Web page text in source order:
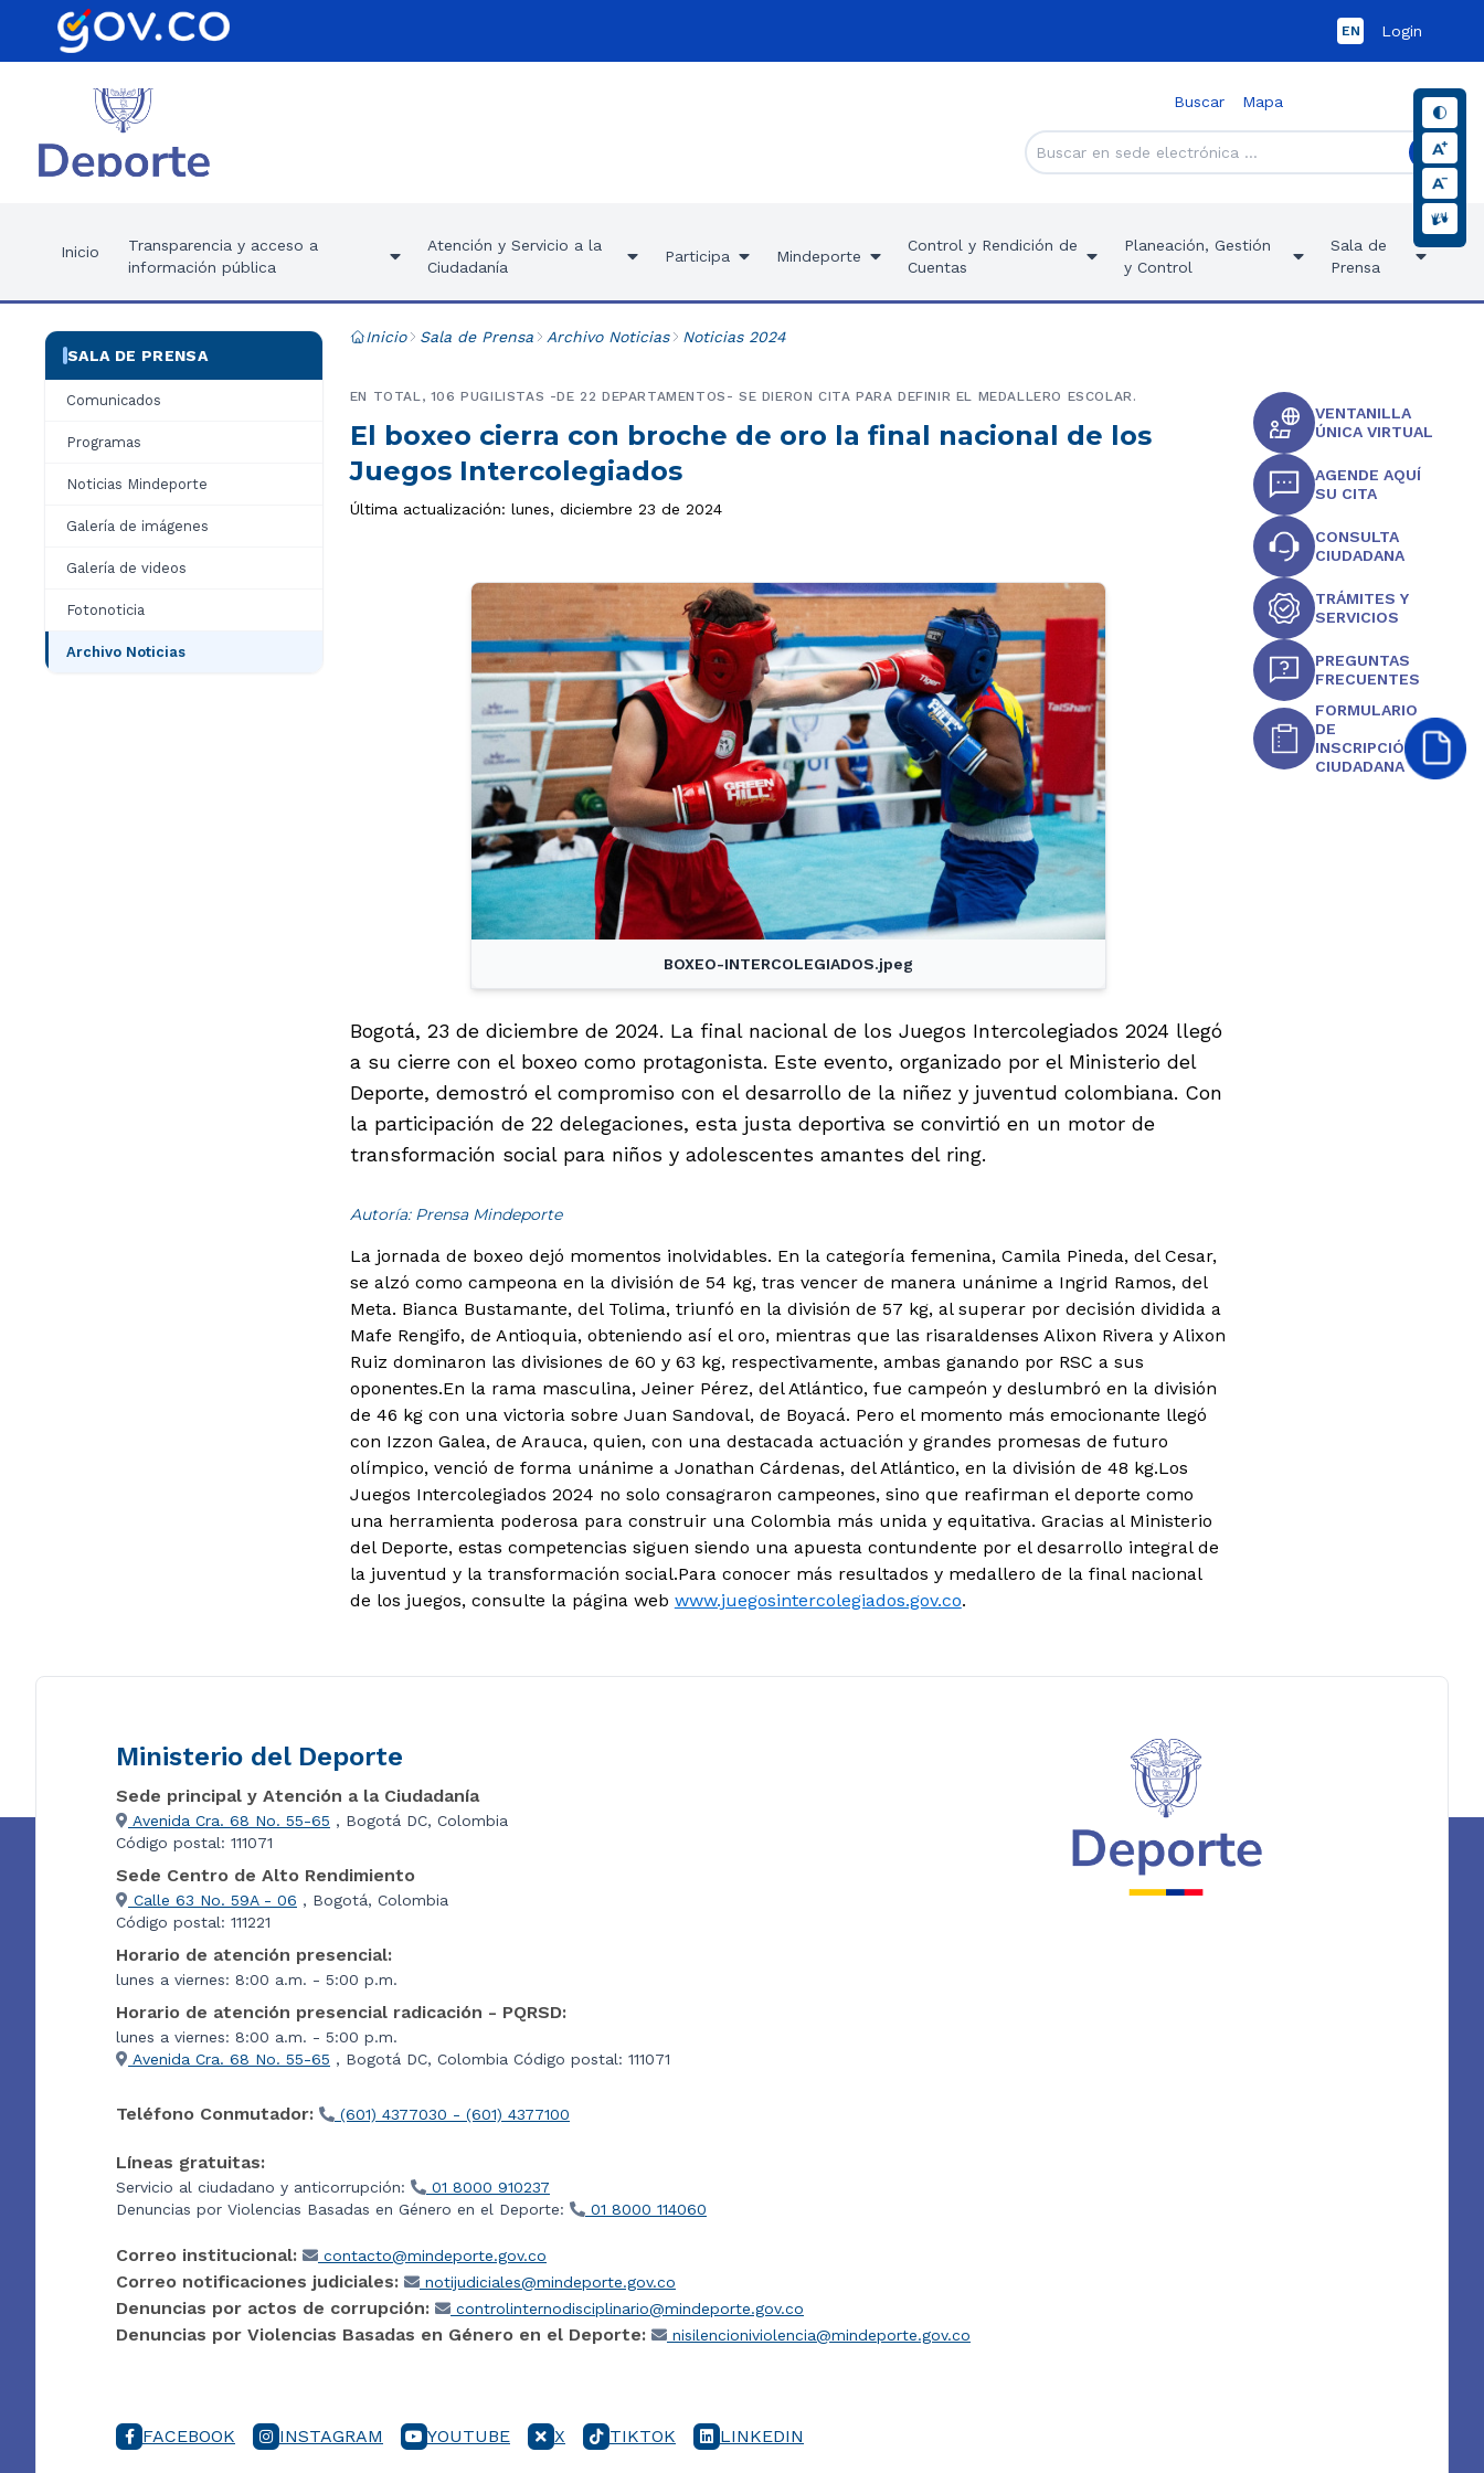
EN Login
Buscar Mapa
Inicio
Transparencia y acceso a
información pública
Atención y Servicio a la
Ciudadanía
Participa Mindeporte
Control y Rendición de
Cuentas
Planeación, Gestión
y Control
Sala de
Prensa
SALA DE PRENSA
Comunicados
Programas
Noticias Mindeporte
Galería de imágenes
Galería de videos
Fotonoticia
Archivo Noticias
Inicio Sala de Prensa Archivo Noticias Noticias 2024
El boxeo cierra con broche de oro la final nacional de los
Juegos Intercolegiados
EN TOTAL, 106 PUGILISTAS -DE 22 DEPARTAMENTOS- SE DIERON CITA PARA DEFINIR EL MEDALLERO ESCOLAR.
Última actualización: lunes, diciembre 23 de 2024
BOXEO-INTERCOLEGIADOS.jpeg
Bogotá, 23 de diciembre de 2024. La final nacional de los Juegos Intercolegiados 2024 llegó
a su cierre con el boxeo como protagonista. Este evento, organizado por el Ministerio del
Deporte, demostró el compromiso con el desarrollo de la niñez y juventud colombiana. Con
la participación de 22 delegaciones, esta justa deportiva se convirtió en un motor de
transformación social para niños y adolescentes amantes del ring.
Autoría: Prensa Mindeporte
La jornada de boxeo dejó momentos inolvidables. En la categoría femenina, Camila Pineda, del Cesar,
se alzó como campeona en la división de 54 kg, tras vencer de manera unánime a Ingrid Ramos, del
Meta. Bianca Bustamante, del Tolima, triunfó en la división de 57 kg, al superar por decisión dividida a
Mafe Rengifo, de Antioquia, obteniendo así el oro, mientras que las risaraldenses Alixon Rivera y Alixon
Ruiz dominaron las divisiones de 60 y 63 kg, respectivamente, ambas ganando por RSC a sus
oponentes.En la rama masculina, Jeiner Pérez, del Atlántico, fue campeón y deslumbró en la división
de 46 kg con una victoria sobre Juan Sandoval, de Boyacá. Pero el momento más emocionante llegó
con Izzon Galea, de Arauca, quien, con una destacada actuación y grandes promesas de futuro
olímpico, venció de forma unánime a Jonathan Cárdenas, del Atlántico, en la división de 48 kg.Los
Juegos Intercolegiados 2024 no solo consagraron campeones, sino que reafirman el deporte como
una herramienta poderosa para construir una Colombia más unida y equitativa. Gracias al Ministerio
del Deporte, estas competencias siguen siendo una apuesta contundente por el desarrollo integral de
la juventud y la transformación social.Para conocer más resultados y medallero de la final nacional
de los juegos, consulte la página web www.juegosintercolegiados.gov.co.
VENTANILLA
ÚNICA VIRTUAL
AGENDE AQUÍ
SU CITA
CONSULTA
CIUDADANA
TRÁMITES Y
SERVICIOS
PREGUNTAS
FRECUENTES
FORMULARIO
DE
INSCRIPCIÓN
CIUDADANA
Ministerio del Deporte
Sede principal y Atención a la Ciudadanía
Avenida Cra. 68 No. 55-65 , Bogotá DC, Colombia
Código postal: 111071
Sede Centro de Alto Rendimiento
Calle 63 No. 59A - 06 , Bogotá, Colombia
Código postal: 111221
Horario de atención presencial:
lunes a viernes: 8:00 a.m. - 5:00 p.m.
Horario de atención presencial radicación - PQRSD:
lunes a viernes: 8:00 a.m. - 5:00 p.m.
Avenida Cra. 68 No. 55-65 , Bogotá DC, Colombia Código postal: 111071
Teléfono Conmutador: (601) 4377030 - (601) 4377100
Líneas gratuitas:
Servicio al ciudadano y anticorrupción:
01 8000 910237
Denuncias por Violencias Basadas en Género en el Deporte:
01 8000 114060
Correo institucional: contacto@mindeporte.gov.co
Correo notificaciones judiciales: notijudiciales@mindeporte.gov.co
Denuncias por actos de corrupción: controlinternodisciplinario@mindeporte.gov.co
Denuncias por Violencias Basadas en Género en el Deporte: nisilencioniviolencia@mindeporte.gov.co
FACEBOOK INSTAGRAM YOUTUBE X TIKTOK LINKEDIN